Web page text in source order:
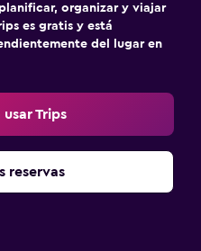
organizar y viajar
es gratis y está
del lugar en
usar Trips
reservas